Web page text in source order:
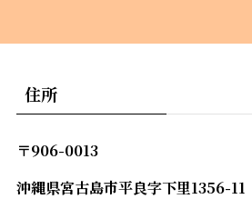
住所
〒906-0013
沖縄県宮古島市平良字下里1356-11